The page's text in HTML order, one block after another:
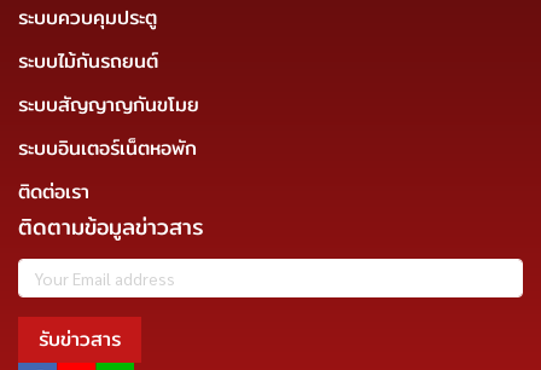
ระบบควบคุมประตู
ระบบไม้กันรถยนต์
ระบบสัญญาญกันขโมย
ระบบอินเตอร์เน็ตหอพัก
ติดต่อเรา
ติดตามข้อมูลข่าวสาร
รับข่าวสาร